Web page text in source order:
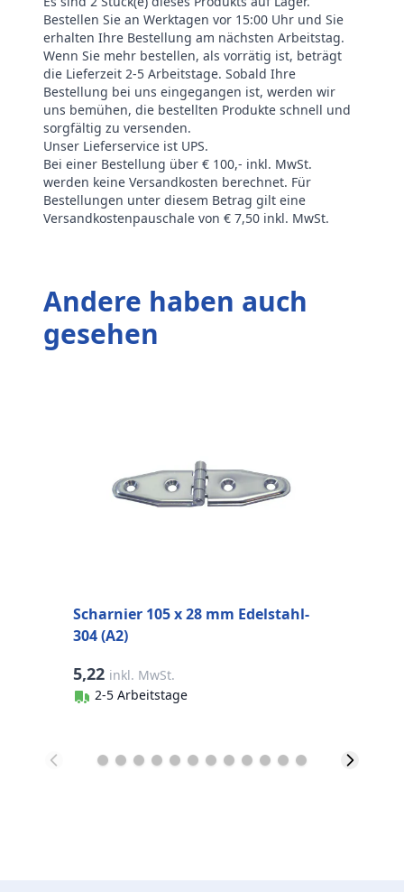
Bestellen Sie an Werktagen vor 15:00 Uhr und Sie
erhalten Ihre Bestellung am nächsten Arbeitstag.
Wenn Sie mehr bestellen, als vorrätig ist, beträgt
die Lieferzeit 2-5 Arbeitstage. Sobald Ihre
Bestellung bei uns eingegangen ist, werden wir
uns bemühen, die bestellten Produkte schnell und
sorgfältig zu versenden.
Unser Lieferservice ist UPS.
Bei einer Bestellung über € 100,- inkl. MwSt.
werden keine Versandkosten berechnet. Für
Bestellungen unter diesem Betrag gilt eine
Versandkostenpauschale von € 7,50 inkl. MwSt.
Andere haben auch
gesehen
Scharnier 105 x 28 mm Edelstahl-
304 (A2)
5,22 inkl. MwSt.
2-5 Arbeitstage